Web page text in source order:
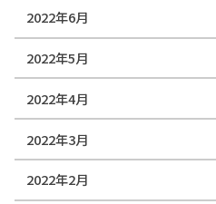
2022年6月
2022年5月
2022年4月
2022年3月
2022年2月